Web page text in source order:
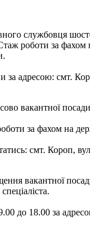
службовця
роботи за
за адресою: смт.
вакантної
за фахом на
смт. Короп,
вакантної
до 18.00 за